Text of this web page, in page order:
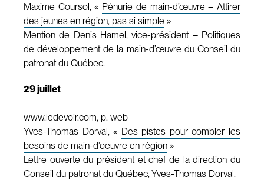
Maxime Coursol, « Pénurie de main-d’œuvre – Attirer
des jeunes en région, pas si simple »
Mention de Denis Hamel, vice-président – Politiques
de développement de la main-d’œuvre du Conseil du
patronat du Québec.
29 juillet
www.ledevoir.com, p. web
Yves-Thomas Dorval, « Des pistes pour combler les
besoins de main-d’oeuvre en région »
Lettre ouverte du président et chef de la direction du
Conseil du patronat du Québec, Yves-Thomas Dorval.